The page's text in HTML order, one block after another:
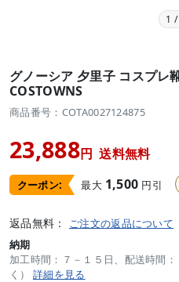
1 /
グノーシア 夕里子 コスプレ
COSTOWNS
商品番号：COTA0027124875
23,888円 送料無料
クーポン: 最大 1,500 円引
返品無料： ご注文の返品について
納期
加工時間：７－１５日、配送時間
く） 詳細を見る